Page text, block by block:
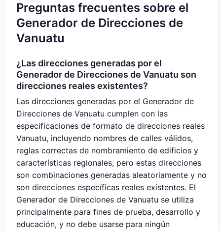
Preguntas frecuentes sobre el
Generador de Direcciones de
Vanuatu
¿Las direcciones generadas por el
Generador de Direcciones de Vanuatu son
direcciones reales existentes?
Las direcciones generadas por el Generador de
Direcciones de Vanuatu cumplen con las
especificaciones de formato de direcciones reales
Vanuatu, incluyendo nombres de calles válidos,
reglas correctas de nombramiento de edificios y
características regionales, pero estas direcciones
son combinaciones generadas aleatoriamente y no
son direcciones específicas reales existentes. El
Generador de Direcciones de Vanuatu se utiliza
principalmente para fines de prueba, desarrollo y
educación, y no debe usarse para ningún